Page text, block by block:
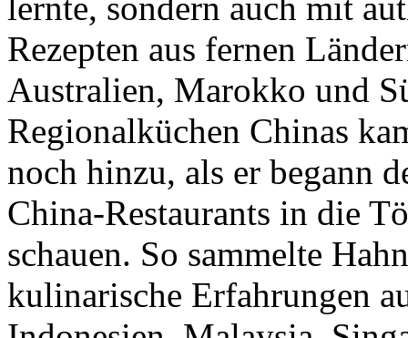
Rezepten aus fernen
Australien, Marokko und
Regionalküchen Chinas
noch hinzu, als er begann
China-Restaurants in die
schauen. So sammelte
kulinarische Erfahrungen